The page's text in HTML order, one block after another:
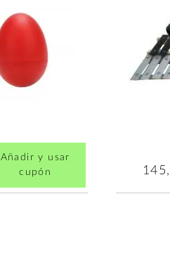
Añadir y usar
cupón